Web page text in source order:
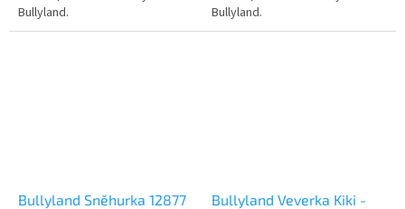
hvězdiček.
Bullyland.
hvězdiček.
Bullyland.
Bullyland Sněhurka 12877
Bullyland Veverka Kiki -